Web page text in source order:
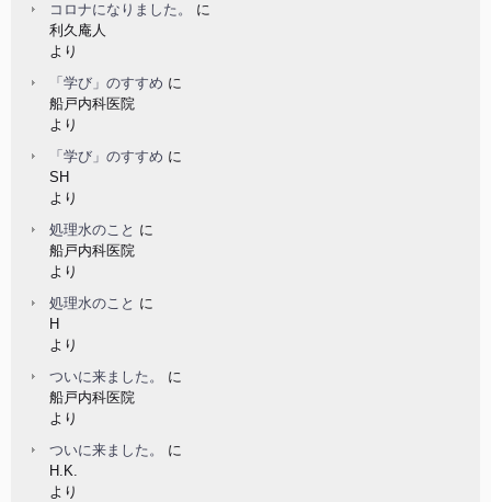
コロナになりました。
に
利久庵人
より
「学び」のすすめ に
船戸内科医院
より
「学び」のすすめ に
SH
より
処理水のこと に
船戸内科医院
より
処理水のこと に
H
より
ついに来ました。
に
船戸内科医院
より
ついに来ました。
に
H.K.
より